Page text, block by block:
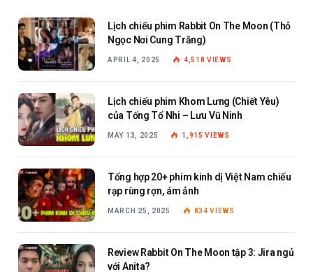
Lịch chiếu phim Rabbit On The Moon (Thỏ
Ngọc Nơi Cung Trăng)
APRIL 4, 2025 4,518VIEWS
Lịch chiếu phim Khom Lưng (Chiết Yêu)
của Tống Tổ Nhi – Lưu Vũ Ninh
MAY 13, 2025 1,915VIEWS
Tổng hợp 20+ phim kinh dị Việt Nam chiếu
rạp rùng rợn, ám ảnh
MARCH 25, 2025 834VIEWS
Review Rabbit On The Moon tập 3: Jira ngủ
với Anita?